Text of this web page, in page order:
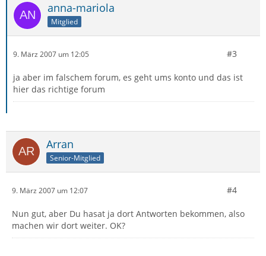
anna-mariola
Mitglied
9. März 2007 um 12:05 #3
ja aber im falschem forum, es geht ums konto und das ist
hier das richtige forum
Arran
Senior-Mitglied
9. März 2007 um 12:07 #4
Nun gut, aber Du hasat ja dort Antworten bekommen, also
machen wir dort weiter. OK?